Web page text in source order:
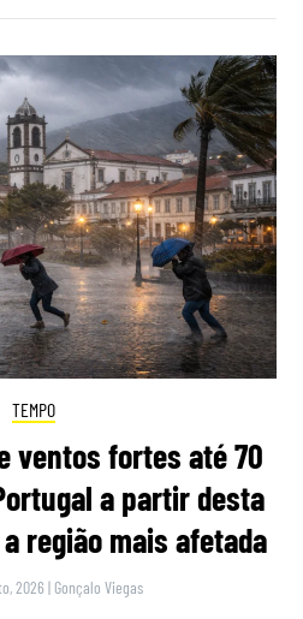
TEMPO
ventos fortes até 70
a partir desta
região mais afetada
2026 | Gonçalo Viegas